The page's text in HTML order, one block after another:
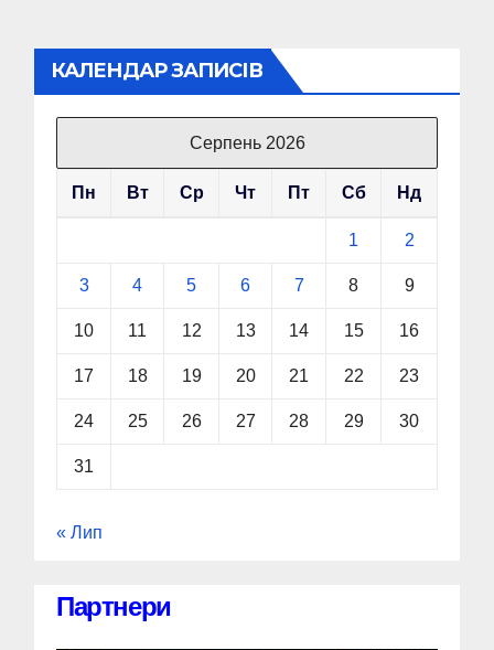
КАЛЕНДАР ЗАПИСІВ
Серпень 2026
Пн Вт Ср Чт Пт Сб Нд
1 2
3 4 5 6 7 8 9
10 11 12 13 14 15 16
17 18 19 20 21 22 23
24 25 26 27 28 29 30
31
« Лип
Партнери